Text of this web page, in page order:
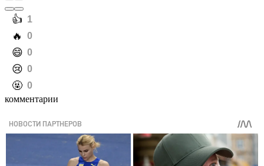
️👍 1
️🔥 0
️😄 0
️😢 0
️🤬 0
комментарии